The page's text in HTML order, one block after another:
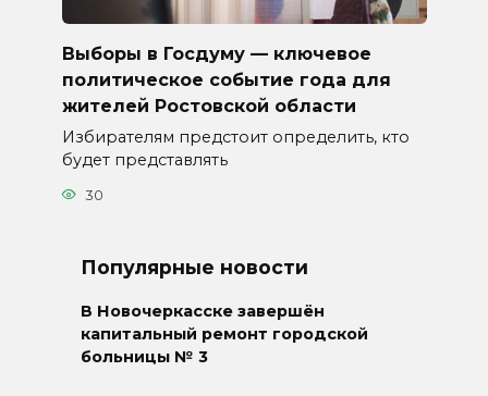
Выборы в Госдуму — ключевое
политическое событие года для
жителей Ростовской области
Избирателям предстоит определить, кто
будет представлять
30
Популярные новости
В Новочеркасске завершён
капитальный ремонт городской
больницы № 3